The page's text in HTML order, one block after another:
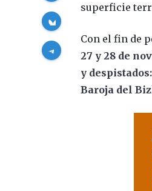
superficie
Con el fin de
27 y 28 de
y
Baroja del